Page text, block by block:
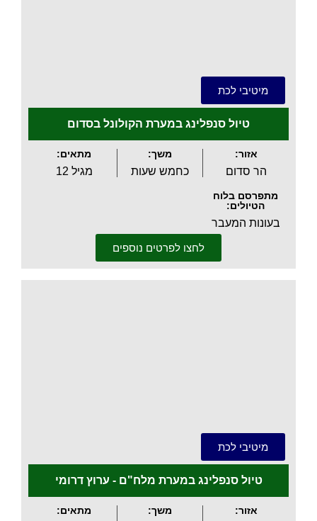
מיטיבי לכת
טיול סנפלינג במערת הקולונל בסדום
אזור:
הר סדום
משך:
כחמש שעות
מתאים:
מגיל 12
מתפרסם בלוח
הטיולים:
בעונות המעבר
לחצו לפרטים נוספים
מיטיבי לכת
טיול סנפלינג במערת מלח"ם - ערוץ דרומי
אזור: משך: מתאים: